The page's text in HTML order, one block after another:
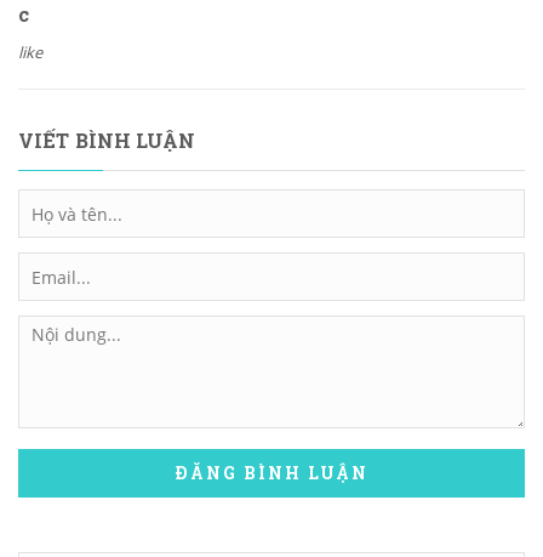
c
like
VIẾT BÌNH LUẬN
ĐĂNG BÌNH LUẬN